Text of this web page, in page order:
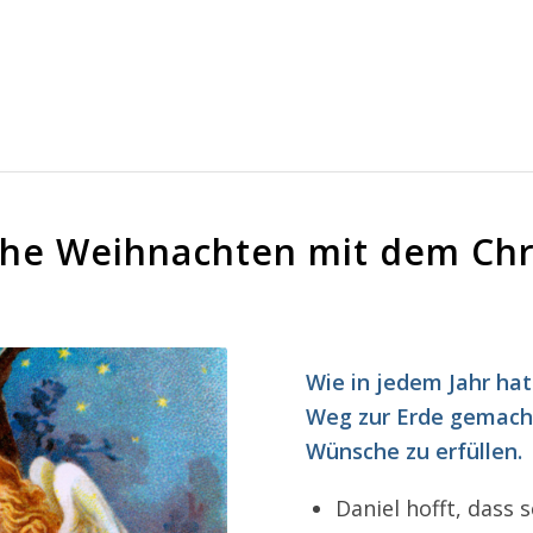
Weihnachten mit dem
Wie in jedem Jahr
Weg zur Erde
Wünsche zu erfüllen.
Daniel hofft, dass